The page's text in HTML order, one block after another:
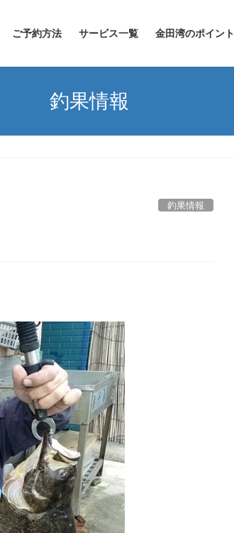
ご予約方法 サービス一覧 金田湾のポイント
釣果情報
釣果情報